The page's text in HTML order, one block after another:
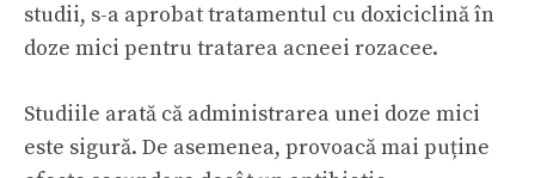
studii, s-a aprobat tratamentul cu doxiciclină în
doze mici pentru tratarea acneei rozacee.
Studiile arată că administrarea unei doze mici
este sigură. De asemenea, provoacă mai puține